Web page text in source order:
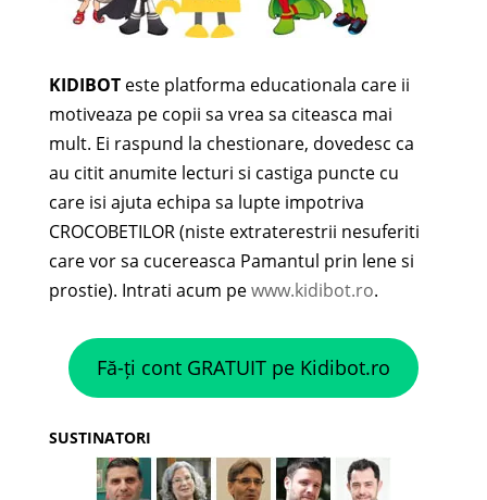
KIDIBOTeste platforma educationala care ii
motiveaza pe copii sa vrea sa citeasca mai
mult. Ei raspund la chestionare, dovedesc ca
au citit anumite lecturi si castiga puncte cu
care isi ajuta echipa sa lupte impotriva
CROCOBETILOR (niste extraterestrii nesuferiti
care vor sa cucereasca Pamantul prin lene si
prostie). Intrati acum pewww.kidibot.ro.
Fă-ți cont GRATUIT pe Kidibot.ro
SUSTINATORI